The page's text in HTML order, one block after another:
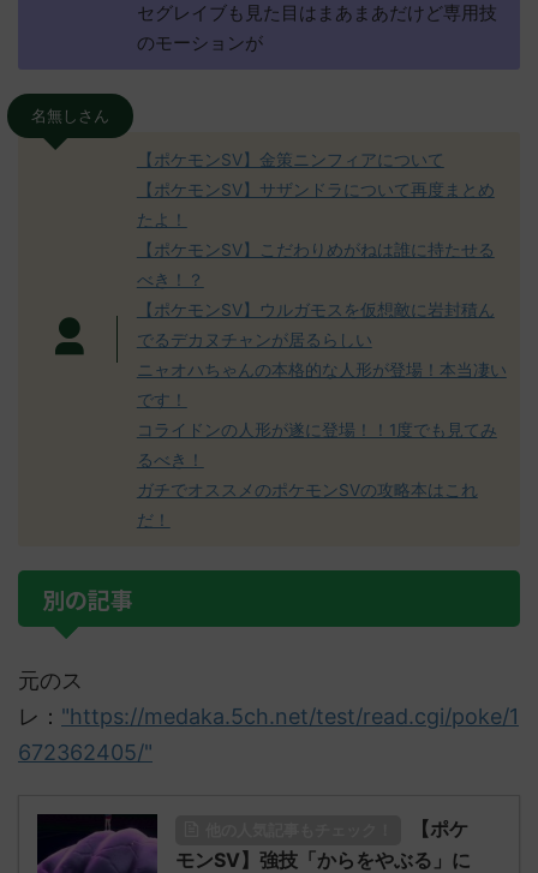
セグレイブも見た目はまあまあだけど専用技
のモーションが
名無しさん
【ポケモンSV】金策ニンフィアについて
【ポケモンSV】サザンドラについて再度まとめ
たよ！
【ポケモンSV】こだわりめがねは誰に持たせる
べき！？
【ポケモンSV】ウルガモスを仮想敵に岩封積ん
でるデカヌチャンが居るらしい
ニャオハちゃんの本格的な人形が登場！本当凄い
です！
コライドンの人形が遂に登場！！1度でも見てみ
るべき！
ガチでオススメのポケモンSVの攻略本はこれ
だ！
別の記事
元のス
レ： "https://medaka.5ch.net/test/read.cgi/poke/1
672362405/"
【ポケ
モンSV】強技「からをやぶる」に